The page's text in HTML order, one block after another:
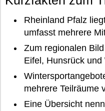
Rheinland Pfalz
umfasst mehrere
Zum regionalen
Eifel, Hunsrück und
mehrere Teilräume
Eine Übersicht